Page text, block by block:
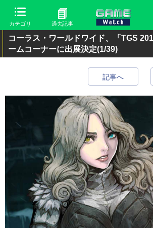
カテゴリ 過去記事
コーラス・ワールドワイド、「TGS
ームコーナーに出展決定(1/39)
記事へ